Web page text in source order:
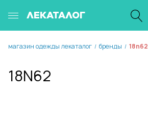
ЛЕКАТАЛОГ
магазин одежды лекаталог / бренды / 18n62
18N62